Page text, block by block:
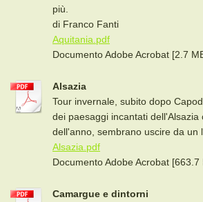
più.
di Franco Fanti
Aquitania.pdf
Documento Adobe Acrobat [2.7
Alsazia
Tour invernale, subito dopo
dei paesaggi incantati
dell'anno, sembrano uscire da un
Alsazia.pdf
Documento Adobe Acrobat [663.7
Camargue e dintorni